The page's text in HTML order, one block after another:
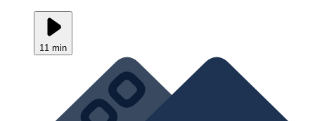
11 min